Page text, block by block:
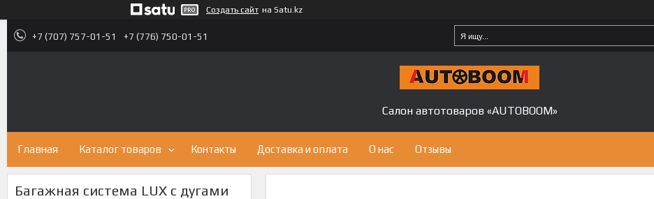
Создать сайт на Satu.kz
+7 (707) 757-01-51 +7 (776) 750-01-51
Салон автотоваров «AUTOBOOM»
Главная Каталог товаров Контакты Доставка и оплата О нас Отзывы
Багажная система LUX с дугами